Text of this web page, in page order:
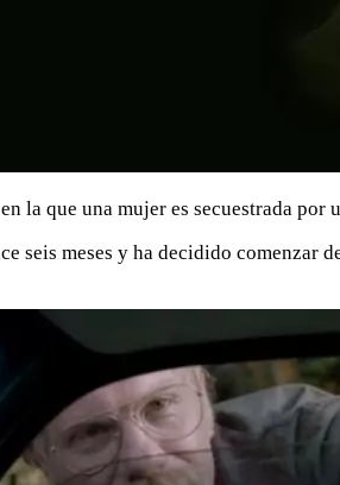
la que una mujer es secuestrada
seis meses y ha decidido